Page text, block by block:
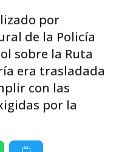
por
de la Policía
sobre la Ruta
era trasladada
con las
por la